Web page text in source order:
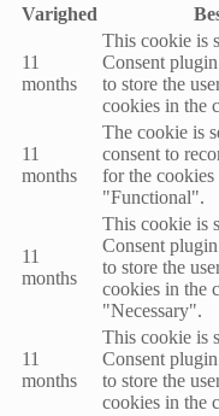
Varighed
11
months
This cookie is
Consent
to store the
cookies in the
11
months
The cookie is
consent to
for the
"Functional".
11
months
This cookie is
Consent
to store the
cookies in the
"Necessary".
11
months
This cookie is
Consent
to store the
cookies in the